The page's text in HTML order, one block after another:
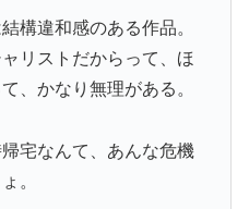
構違和感のある作品。
リストだからって、ほ
、かなり無理がある。
宅なんて、あんな危機
。